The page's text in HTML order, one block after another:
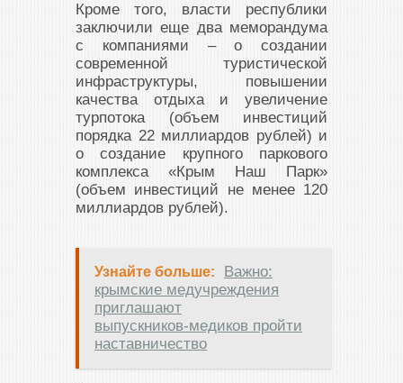
Кроме того, власти республики
заключили еще два меморандума
с компаниями – о создании
современной туристической
инфраструктуры, повышении
качества отдыха и увеличение
турпотока (объем инвестиций
порядка 22 миллиардов рублей) и
о создание крупного паркового
комплекса «Крым Наш Парк»
(объем инвестиций не менее 120
миллиардов рублей).
Узнайте больше:
Важно:
крымские медучреждения
приглашают
выпускников‑медиков пройти
наставничество